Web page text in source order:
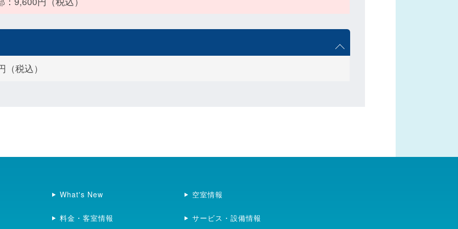
（税込）
What's New 空室情報
料金・客室情報 サービス・設備情報